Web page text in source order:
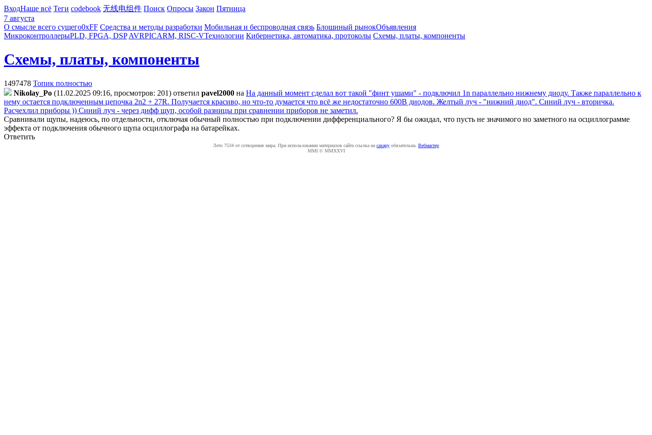
ВходНаше всё Теги codebook 无线电组件 Поиск Опросы Закон Пятница
7 августа
О смысле всего сущего0xFF Средства и методы разработки Мобильная и беспроводная связь Блошиный рынокОбъявления
МикроконтроллерыPLD, FPGA, DSP AVRPICARM, RISC-VТехнологии Кибернетика, автоматика, протоколы Схемы, платы, компоненты
Схемы, платы, компоненты
1497478 Топик полностью
Nikolay_Po (11.02.2025 09:16, просмотров: 201) ответил pavel2000 на На данный момент сделал вот такой "финт ушами" - подключил 1n параллельно нижнему диоду. Также параллельно к
нему остается подключенным цепочка 2n2 + 27R. Получается красиво, но что-то думается что всё же недостаточно 600В диодов. Желтый луч - "нижний диод". Синий луч - вторичка.
Расчехлил приборы )) Синий луч - через дифф щуп, особой разницы при сравнении приборов не заметил.
Сравнивали щупы, надеюсь, по отдельности, отключая обычный полностью при подключении дифференциального? Я бы ожидал, что пусть не значимого но заметного на осциллограмме
эффекта от подключения обычного щупа осциллографа на батарейках.
Ответить
Лето 7534 от сотворения мира. При использовании материалов сайта ссылка на caxapу обязательна. Вебмастер
MMI © MMXXVI